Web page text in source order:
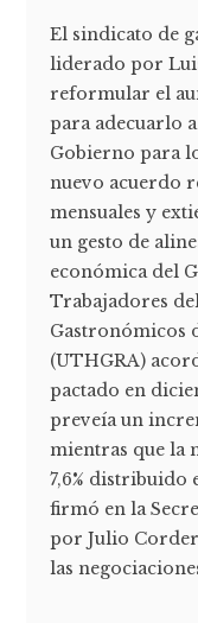
El sindicato de
liderado por
reformular el
para adecuarlo
Gobierno para
nuevo acuerdo
mensuales y
un gesto de
económica del
Trabajadores
Gastronómicos
(UTHGRA)
pactado en
preveía un
mientras que la
7,6% distribuido
firmó en la
por Julio
las